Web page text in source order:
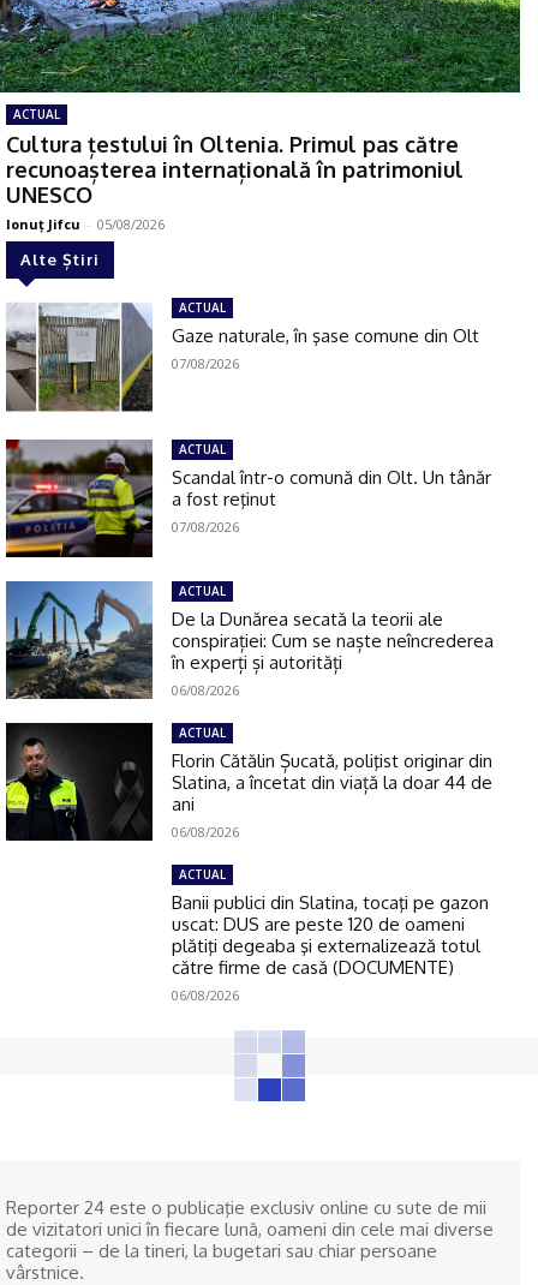
ACTUAL
Cultura țestului în Oltenia. Primul pas către
recunoașterea internațională în patrimoniul
UNESCO
Ionuţ Jifcu - 05/08/2026
Alte Știri
ACTUAL
Gaze naturale, în şase comune din Olt
07/08/2026
ACTUAL
Scandal într-o comună din Olt. Un tânăr
a fost reţinut
07/08/2026
ACTUAL
De la Dunărea secată la teorii ale
conspirației: Cum se naște neîncrederea
în experți și autorități
06/08/2026
ACTUAL
Florin Cătălin Șucată, poliţist originar din
Slatina, a încetat din viață la doar 44 de
ani
06/08/2026
ACTUAL
Banii publici din Slatina, tocaţi pe gazon
uscat: DUS are peste 120 de oameni
plătiţi degeaba şi externalizează totul
către firme de casă (DOCUMENTE)
06/08/2026
Reporter 24 este o publicaţie exclusiv online cu sute de mii
de vizitatori unici în fiecare lună, oameni din cele mai diverse
categorii – de la tineri, la bugetari sau chiar persoane
vârstnice.